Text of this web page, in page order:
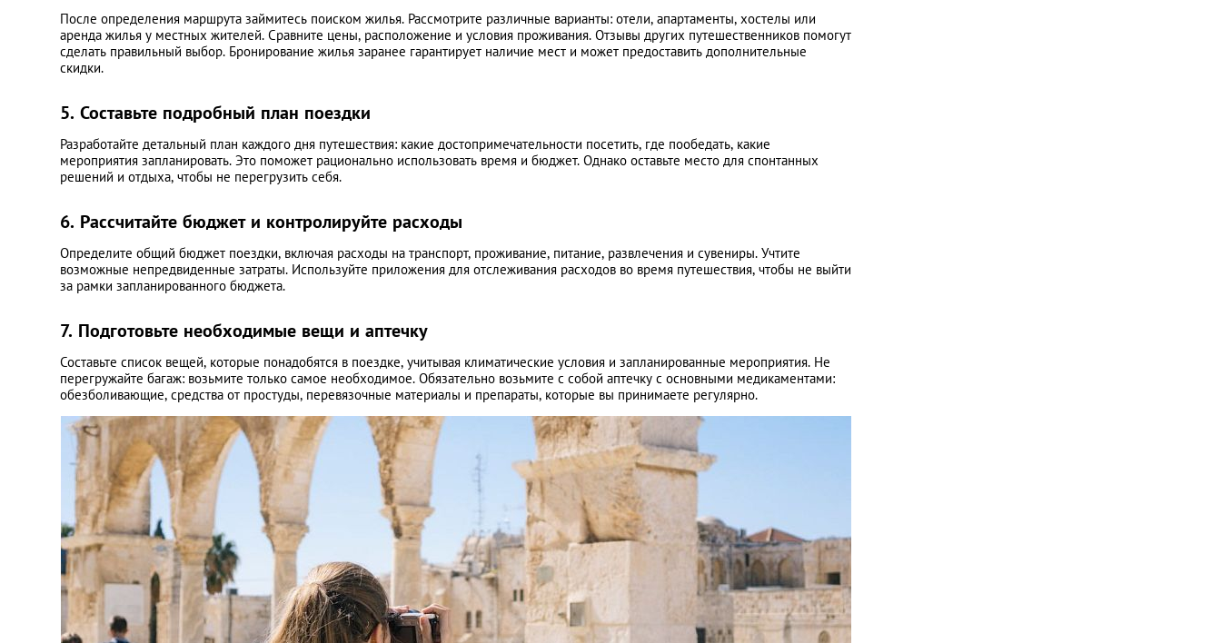
После определения маршрута займитесь поиском жилья. Рассмотрите различные варианты: отели, апартаменты, хостелы или
аренда жилья у местных жителей. Сравните цены, расположение и условия проживания. Отзывы других путешественников помогут
сделать правильный выбор. Бронирование жилья заранее гарантирует наличие мест и может предоставить дополнительные
скидки.​
5. Составьте подробный план поездки
Разработайте детальный план каждого дня путешествия: какие достопримечательности посетить, где пообедать, какие
мероприятия запланировать. Это поможет рационально использовать время и бюджет. Однако оставьте место для спонтанных
решений и отдыха, чтобы не перегрузить себя.
6. Рассчитайте бюджет и контролируйте расходы
Определите общий бюджет поездки, включая расходы на транспорт, проживание, питание, развлечения и сувениры. Учтите
возможные непредвиденные затраты. Используйте приложения для отслеживания расходов во время путешествия, чтобы не выйти
за рамки запланированного бюджета.
7. Подготовьте необходимые вещи и аптечку
Составьте список вещей, которые понадобятся в поездке, учитывая климатические условия и запланированные мероприятия. Не
перегружайте багаж: возьмите только самое необходимое. Обязательно возьмите с собой аптечку с основными медикаментами:
обезболивающие, средства от простуды, перевязочные материалы и препараты, которые вы принимаете регулярно.